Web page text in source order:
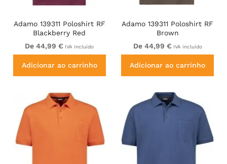
Adamo 139311 Poloshirt RF
Blackberry Red
De 44,99 € IVA incluído
Adicionar ao carrinho
Adamo 139311 Poloshirt RF
Brown
De 44,99 € IVA incluído
Adicionar ao carrinho